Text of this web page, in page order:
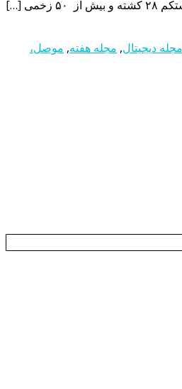
مجله دیجیتال, مجله هفته, موصل،